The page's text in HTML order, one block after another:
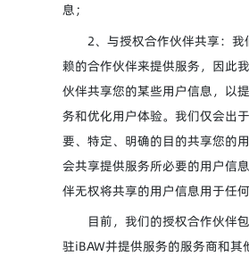
息；
2、与授权合作伙伴共享：我
赖的合作伙伴来提供服务，因此
伙伴共享您的某些用户信息，以
务和优化用户体验。我们仅会出
要、特定、明确的目的共享您的
会共享提供服务所必要的用户信
伴无权将共享的用户信息用于任何
目前，我们的授权合作伙伴
驻iBAW并提供服务的服务商和其